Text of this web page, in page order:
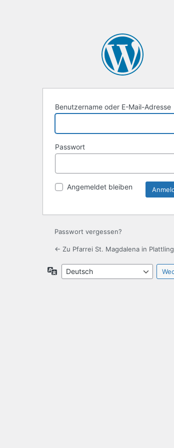
Benutzername oder E-Mail-Adresse
Passwort
Angemeldet bleiben
Passwort vergessen?
← Zu Pfarrei St. Magdalena in Plattling
Sprache